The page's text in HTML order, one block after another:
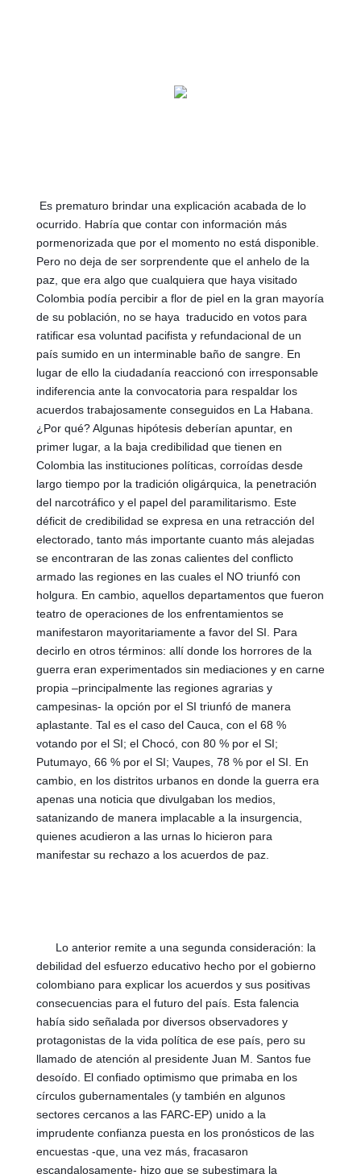
ocurrido. Habría que contar con información más
pormenorizada que por el momento no está disponible.
Pero no deja de ser sorprendente que el anhelo de la
paz, que era algo que cualquiera que haya visitado
Colombia podía percibir a flor de piel en la gran mayoría
de su población, no se haya  traducido en votos para
ratificar esa voluntad pacifista y refundacional de un
país sumido en un interminable baño de sangre. En
lugar de ello la ciudadanía reaccionó con irresponsable
indiferencia ante la convocatoria para respaldar los
acuerdos trabajosamente conseguidos en La Habana.
¿Por qué? Algunas hipótesis deberían apuntar, en
primer lugar, a la baja credibilidad que tienen en
Colombia las instituciones políticas, corroídas desde
largo tiempo por la tradición oligárquica, la penetración
del narcotráfico y el papel del paramilitarismo. Este
déficit de credibilidad se expresa en una retracción del
electorado, tanto más importante cuanto más alejadas
se encontraran de las zonas calientes del conflicto
armado las regiones en las cuales el NO triunfó con
holgura. En cambio, aquellos departamentos que fueron
teatro de operaciones de los enfrentamientos se
manifestaron mayoritariamente a favor del SI. Para
decirlo en otros términos: allí donde los horrores de la
guerra eran experimentados sin mediaciones y en carne
propia –principalmente las regiones agrarias y
campesinas- la opción por el SI triunfó de manera
aplastante. Tal es el caso del Cauca, con el 68 %
votando por el SI; el Chocó, con 80 % por el SI;
Putumayo, 66 % por el SI; Vaupes, 78 % por el SI. En
cambio, en los distritos urbanos en donde la guerra era
apenas una noticia que divulgaban los medios,
satanizando de manera implacable a la insurgencia,
quienes acudieron a las urnas lo hicieron para
manifestar su rechazo a los acuerdos de paz.
debilidad del esfuerzo educativo hecho por el gobierno
colombiano para explicar los acuerdos y sus positivas
consecuencias para el futuro del país. Esta falencia
había sido señalada por diversos observadores y
protagonistas de la vida política de ese país, pero su
llamado de atención al presidente Juan M. Santos fue
desoído. El confiado optimismo que primaba en los
círculos gubernamentales (y también en algunos
sectores cercanos a las FARC-EP) unido a la
imprudente confianza puesta en los pronósticos de las
encuestas -que, una vez más, fracasaron
escandalosamente- hizo que se subestimara la